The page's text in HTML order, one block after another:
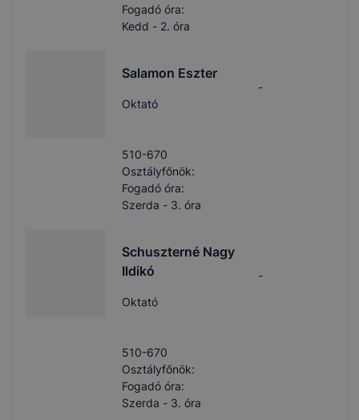
Fogadó óra:
Kedd - 2. óra
Salamon Eszter
Oktató
-
510-670
Osztályfőnök:
Fogadó óra:
Szerda - 3. óra
Schuszterné Nagy
Ildikó
Oktató
-
510-670
Osztályfőnök:
Fogadó óra:
Szerda - 3. óra